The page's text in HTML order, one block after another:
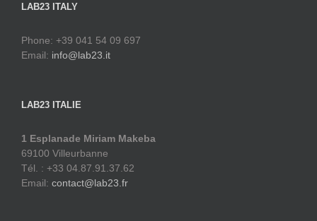
LAB23 ITALY
Phone: +39 041 54 09 697
Email: info@lab23.it
LAB23 ITALIE
1 Esplanade Miriam Makeba
69100 Villeurbanne
Tél. : +33 04.87.91.37.62
Email: contact@lab23.fr